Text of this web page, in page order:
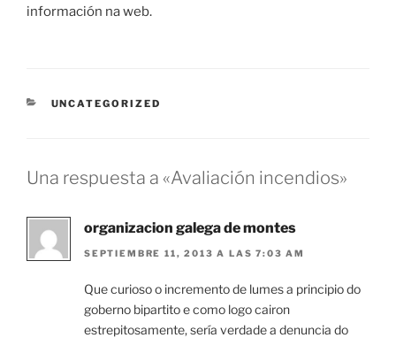
información na web.
CATEGORÍAS
UNCATEGORIZED
Una respuesta a «Avaliación incendios»
organizacion galega de montes
SEPTIEMBRE 11, 2013 A LAS 7:03 AM
Que curioso o incremento de lumes a principio do
goberno bipartito e como logo cairon
estrepitosamente, sería verdade a denuncia do